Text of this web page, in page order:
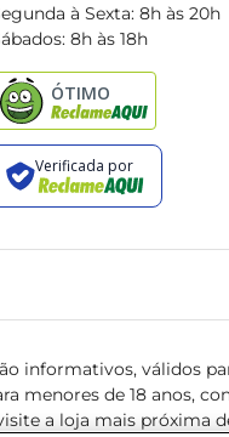
à Sexta: 8h às 20h
8h às 18h
informativos, válidos
menores de 18 anos,
a loja mais próxima